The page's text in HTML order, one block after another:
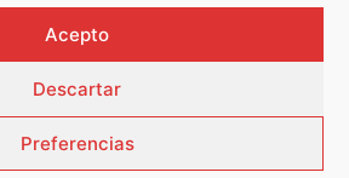
Acepto
Descartar
Preferencias